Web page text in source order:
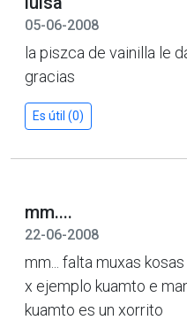
05-06-2008
la piszca de vainilla le
gracias
Es útil (0)
mm....
22-06-2008
mm... falta muxas kosas
x ejemplo kuamto e
kuamto es un xorrito